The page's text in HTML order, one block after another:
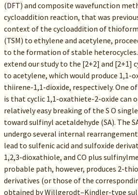
(DFT) and composite wavefunction
cycloaddition reaction, that was
context of the cycloaddition of
(TSM) to ethylene and acetylene,
to the formation of stable
extend our study to the [2+2] and [2+1]
to acetylene, which would produce 1,1-
thiirene-1,1-dioxide, respectively. One
is that cyclic 1,1-oxathiete-2-oxide can
relatively easy breaking of the S O
toward sulfinyl acetaldehyde (SA). The
undergo several internal
lead to sulfenic acid and sulfoxide
1,2,3-dioxathiole, and CO plus
probable path, however, produces 2-
derivatives (or those of the
obtained by Willgerodt–Kindler-type